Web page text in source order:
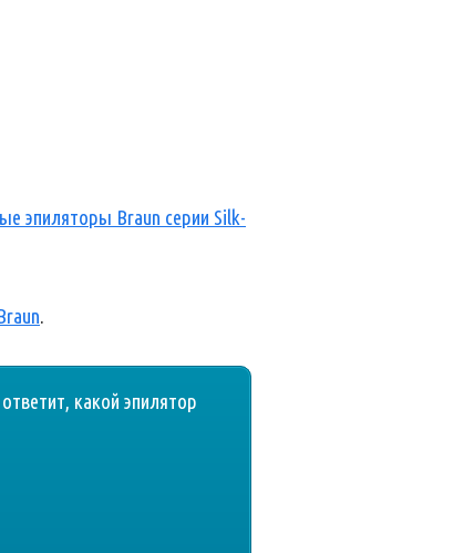
эпиляторы Braun серии Silk-
.
какой эпилятор